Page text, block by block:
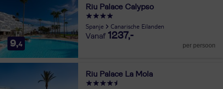
9,4
Riu Palace Calypso
Spanje Canarische Eilanden
1237,-
per persoon
Riu Palace La Mola